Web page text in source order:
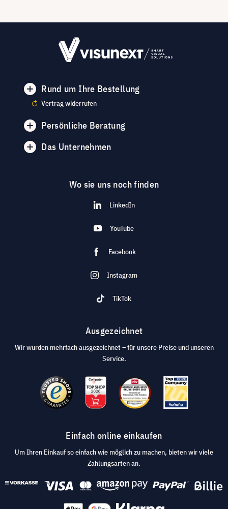
Rund um Ihre Bestellung
Vertrag widerrufen
Persönliche Beratung
Das Unternehmen
Wo sie uns noch finden
LinkedIn
YouTube
Facebook
Instagram
TikTok
Ausgezeichnet
Wir wurden mehrfach ausgezeichnet – für unsere Preise und unseren
Service.
Einfach online einkaufen
Um Ihren Einkauf so einfach wie möglich zu machen, bieten wir viele
Zahlungsarten an.